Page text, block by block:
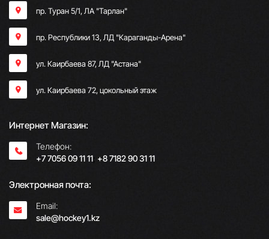
пр. Туран 5/1, ЛА "Тарлан"
пр. Республики 13, ​ЛД "Караганды-Арена"
ул. Каирбаева 87, ЛД "Астана"
ул. Каирбаева 72, цокольный этаж
Интернет Магазин:
Телефон:
+7 7056 09 11 11; +8 7182 90 31 11
Электронная почта:
Email:
sale@hockey1.kz